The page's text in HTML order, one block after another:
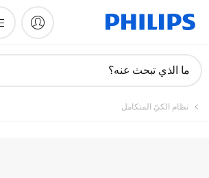
دعم
ما الذي تبحث عنه؟
نظام الكيّ المتكامل